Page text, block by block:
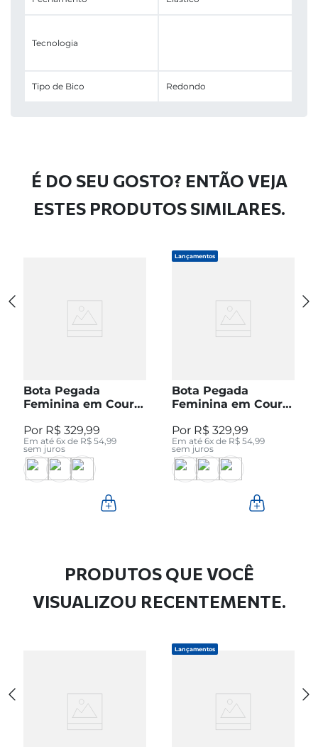
Tecnologia
Tipo de Bico Redondo
É DO SEU GOSTO? ENTÃO VEJA
ESTES PRODUTOS SIMILARES.
Bota Pegada
Feminina em Couro
280512-04
R$ 329,99
Em até 6x de R$ 54,99
sem juros
Lançamentos
Bota Pegada
Feminina em Couro
280512-05
R$ 329,99
Em até 6x de R$ 54,99
sem juros
PRODUTOS QUE VOCÊ
VISUALIZOU RECENTEMENTE.
Lançamentos